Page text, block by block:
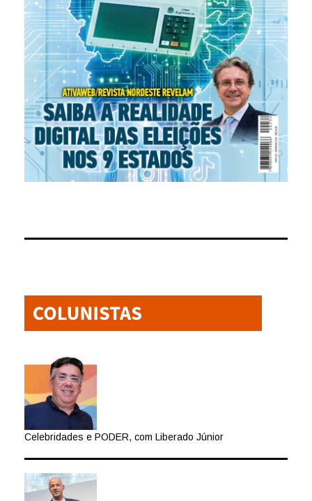
Celebridades e PODER, com Liberado Júnior